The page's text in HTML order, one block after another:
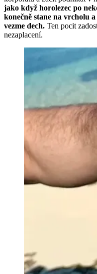
jako když horolezec po
konečně stane na vrcholu
vezme dech. Ten pocit
nezaplacení.